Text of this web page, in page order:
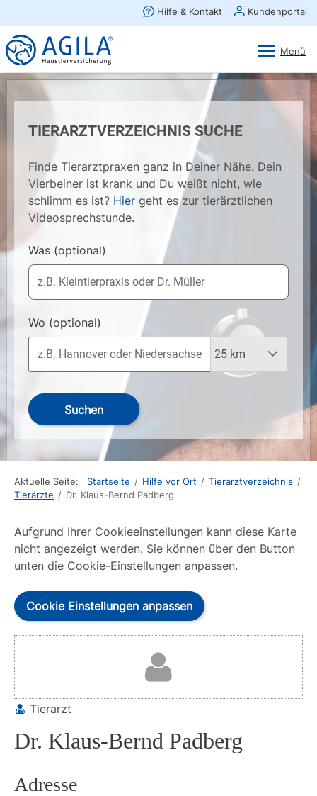
TIERARZTVERZEICHNIS SUCHE
Finde Tierarztpraxen ganz in Deiner Nähe. Dein
Vierbeiner ist krank und Du weißt nicht, wie
schlimm es ist? Hier geht es zur tierärztlichen
Videosprechstunde.
Was (optional)
Wo (optional)
Suchen
Aktuelle Seite: Startseite / Hilfe vor Ort / Tierarztverzeichnis /
Tierärzte / Dr. Klaus-Bernd Padberg
Aufgrund Ihrer Cookieeinstellungen kann diese Karte
nicht angezeigt werden. Sie können über den Button
unten die Cookie-Einstellungen anpassen.
Cookie Einstellungen anpassen
Tierarzt
Dr. Klaus-Bernd Padberg
Adresse
×
AGILA Kunden-App
Gratis - Im Play Store laden
Ansehen